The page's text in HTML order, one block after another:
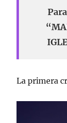
La primera